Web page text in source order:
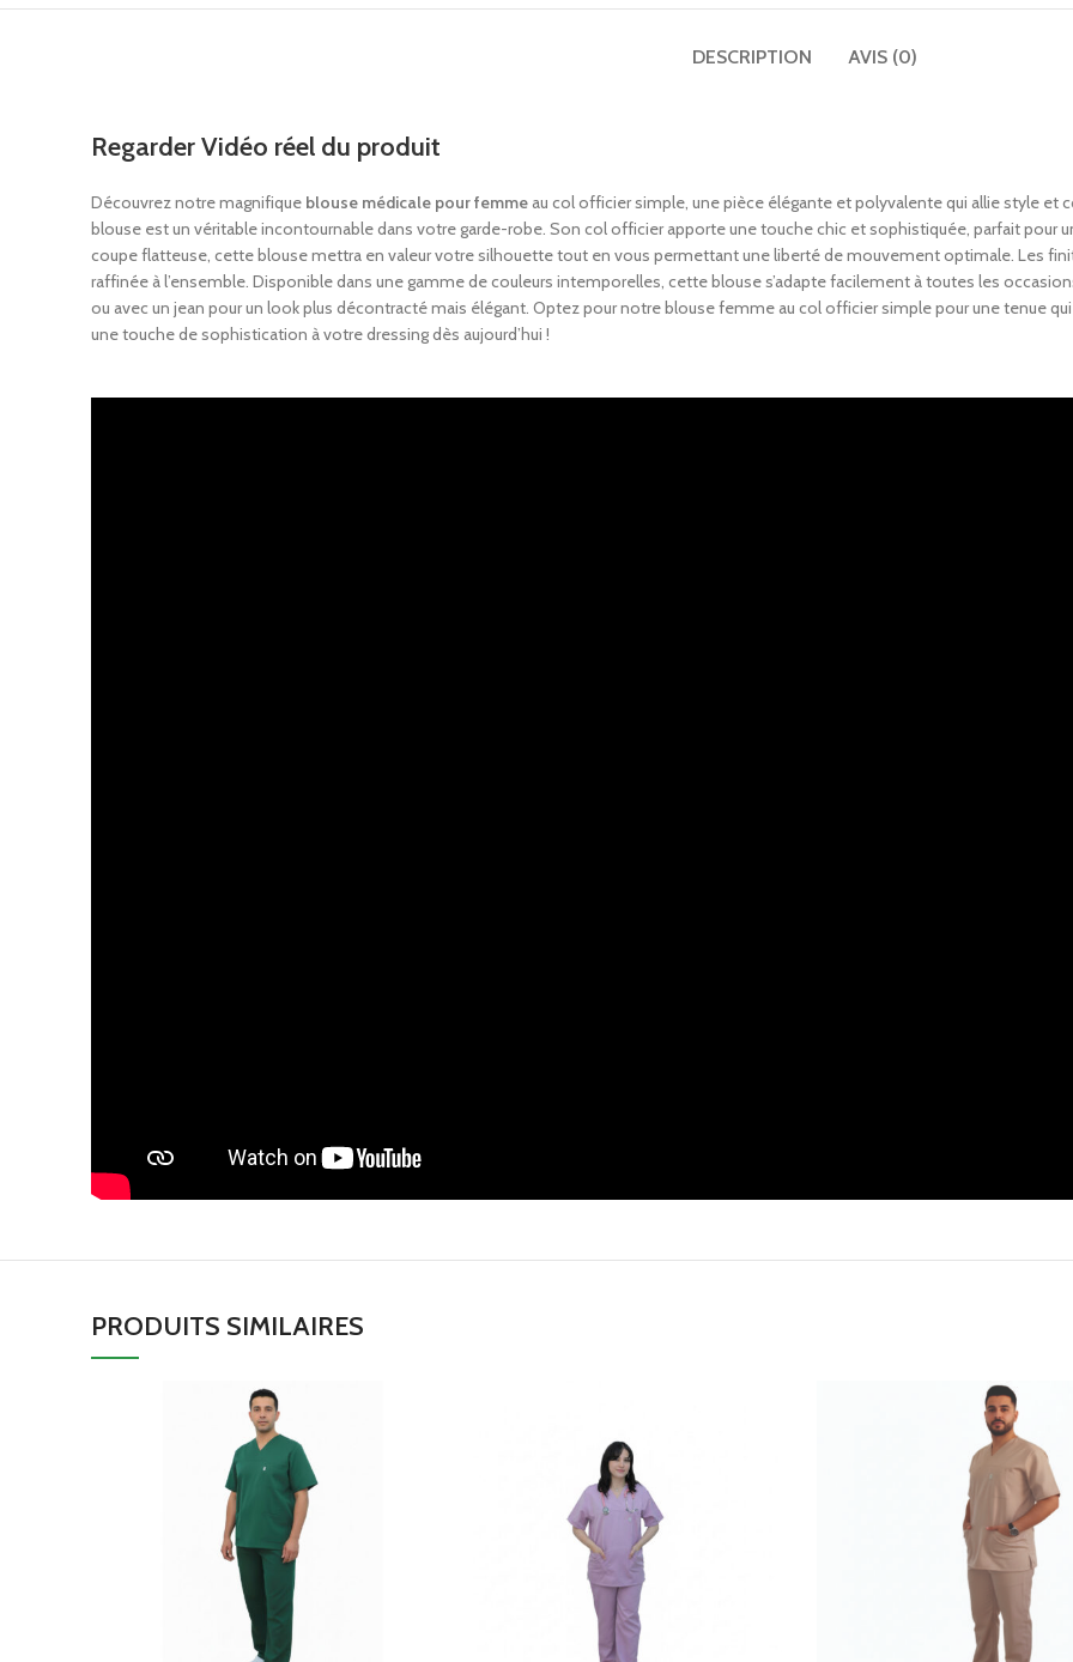
DESCRIPTION AVIS (0)
Regarder Vidéo réel du produit
Découvrez notre magnifique blouse médicale pour femme au col officier simple, une pièce élégante et polyvalente qui allie style et
blouse est un véritable incontournable dans votre garde-robe. Son col officier apporte une touche chic et sophistiquée, parfait pour
coupe flatteuse, cette blouse mettra en valeur votre silhouette tout en vous permettant une liberté de mouvement optimale. Les
raffinée à l’ensemble. Disponible dans une gamme de couleurs intemporelles, cette blouse s’adapte facilement à toutes les
ou avec un jean pour un look plus décontracté mais élégant. Optez pour notre blouse femme au col officier simple pour une tenue
une touche de sophistication à votre dressing dès aujourd’hui !
PRODUITS SIMILAIRES